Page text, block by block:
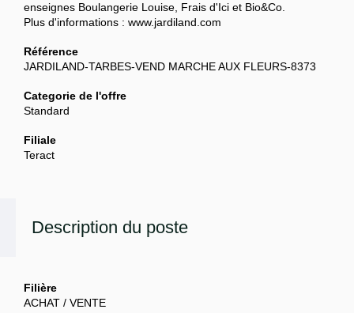
Description du poste
Filière
ACHAT / VENTE
enseignes Boulangerie Louise, Frais d'Ici et Bio&Co.
Plus d'informations : www.jardiland.com
Référence
JARDILAND-TARBES-VEND MARCHE AUX FLEURS-8373
Categorie de l'offre
Standard
Filiale
Teract